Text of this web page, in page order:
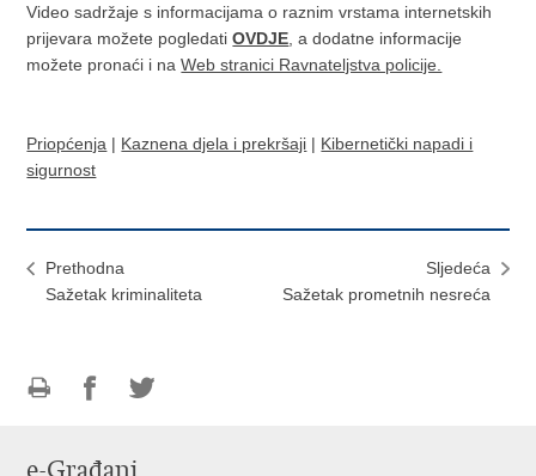
Video sadržaje s informacijama o raznim vrstama internetskih
prijevara možete pogledatiOVDJE , a dodatne informacije
možete pronaći i naWeb stranici Ravnateljstva policije.
Priopćenja | Kaznena djela i prekršaji | Kibernetički napadi i
sigurnost
Prethodna
Sažetak kriminaliteta
Sljedeća
Sažetak prometnih nesreća
FacebookuTwitteru